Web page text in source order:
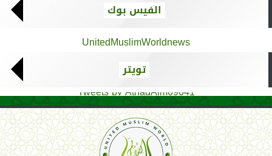
الفيس بوك
UnitedMuslimWorldnews
تويتر
Tweets by AthadAlm69641